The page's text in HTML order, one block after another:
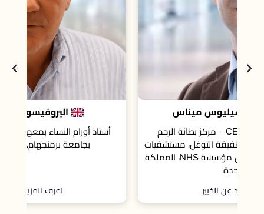
البروفيسور شون كيوهو
أستاذ أورام النساء بمعهد علوم الأورام والجينوم
بجامعة برمنجهام، المملكة المتحدة